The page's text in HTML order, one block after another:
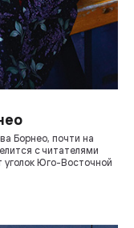
Борнео, почти на
с читателями
Юго-Восточной